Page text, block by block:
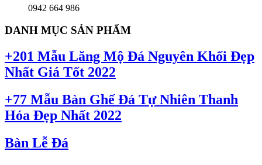
0942 664 986
DANH MỤC SẢN PHẨM
+201 Mẫu Lăng Mộ Đá Nguyên Khối Đẹp
Nhất Giá Tốt 2022
+77 Mẫu Bàn Ghế Đá Tự Nhiên Thanh
Hóa Đẹp Nhất 2022
Bàn Lễ Đá